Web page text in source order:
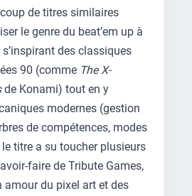
de titres similaires
le genre du beat’em up à
s’inspirant des classiques
90 (comme The X-
de Konami) tout en y
modernes (gestion
de compétences, modes
titre a su toucher plusieurs
faire de Tribute Games,
amour du pixel art et des